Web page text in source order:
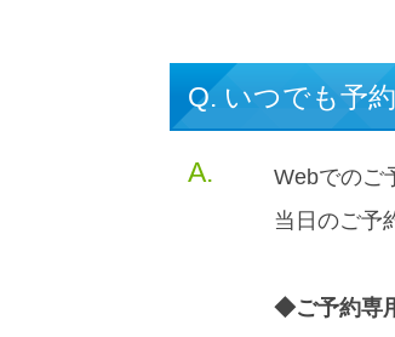
Q. いつでも予
A.
Webでのご
当日のご予
◆ご予約専